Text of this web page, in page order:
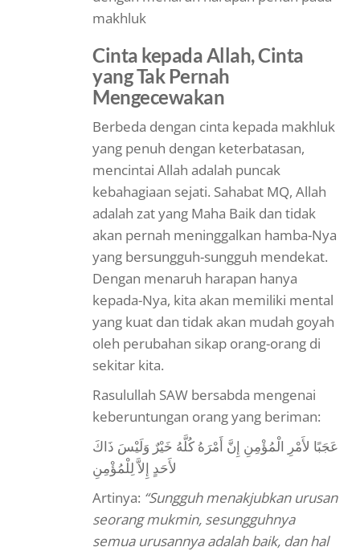
makhluk
Cinta kepada Allah, Cinta
yang Tak Pernah
Mengecewakan
Berbeda dengan cinta kepada makhluk
yang penuh dengan keterbatasan,
mencintai Allah adalah puncak
kebahagiaan sejati. Sahabat MQ, Allah
adalah zat yang Maha Baik dan tidak
akan pernah meninggalkan hamba-Nya
yang bersungguh-sungguh mendekat.
Dengan menaruh harapan hanya
kepada-Nya, kita akan memiliki mental
yang kuat dan tidak akan mudah goyah
oleh perubahan sikap orang-orang di
sekitar kita.
Rasulullah SAW bersabda mengenai
keberuntungan orang yang beriman:
عَجَبًا لأَمْرِ الْمُؤْمِنِ إِنَّ أَمْرَهُ كُلَّهُ خَيْرٌ وَلَيْسَ ذَاكَ
لأَحَدٍ إِلاَّ لِلْمُؤْمِنِ
Artinya: “Sungguh menakjubkan urusan
seorang mukmin, sesungguhnya
semua urusannya adalah baik, dan hal